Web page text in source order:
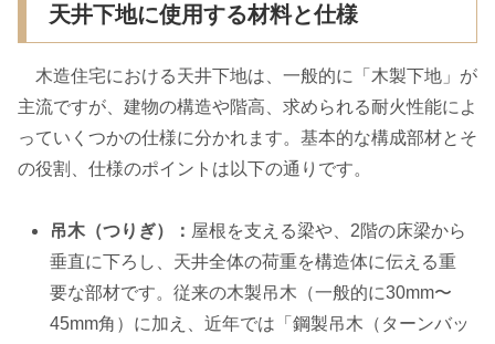
天井下地に使用する材料と仕様
木造住宅における天井下地は、一般的に「木製下地」が
主流ですが、建物の構造や階高、求められる耐火性能によ
っていくつかの仕様に分かれます。基本的な構成部材とそ
の役割、仕様のポイントは以下の通りです。
吊木（つりぎ）： 屋根を支える梁や、2階の床梁から
垂直に下ろし、天井全体の荷重を構造体に伝える重
要な部材です。従来の木製吊木（一般的に30mm〜
45mm角）に加え、近年では「鋼製吊木（ターンバッ